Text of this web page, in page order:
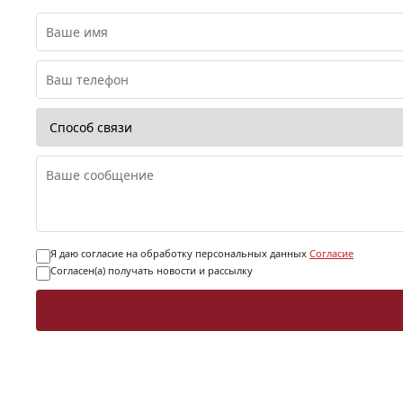
Я даю согласие на обработку персональных данных Согласие
Согласен(а) получать новости и рассылку